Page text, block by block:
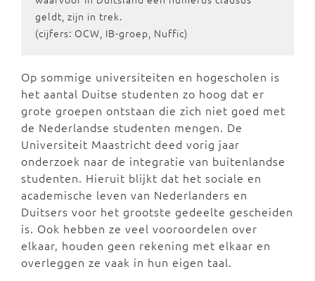
geldt, zijn in trek.
(cijfers: OCW, IB-groep, Nuffic)
Op sommige universiteiten en hogescholen is
het aantal Duitse studenten zo hoog dat er
grote groepen ontstaan die zich niet goed met
de Nederlandse studenten mengen. De
Universiteit Maastricht deed vorig jaar
onderzoek naar de integratie van buitenlandse
studenten. Hieruit blijkt dat het sociale en
academische leven van Nederlanders en
Duitsers voor het grootste gedeelte gescheiden
is. Ook hebben ze veel vooroordelen over
elkaar, houden geen rekening met elkaar en
overleggen ze vaak in hun eigen taal.